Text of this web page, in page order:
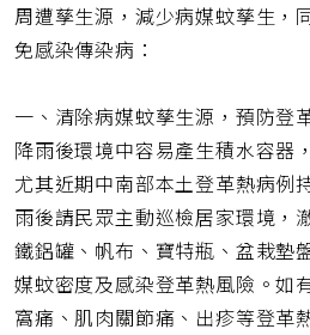
周遭孳生源，減少病媒蚊孳生，
免感染傳染病：
一、清除病媒蚊孳生源，預防登
降雨後環境中容易產生積水容器
尤其近期中南部本土登革熱病例
雨後請民眾主動巡檢居家環境，
鐵鋁罐、帆布、寶特瓶、盆栽墊
媒蚊密度及感染登革熱風險。如
窩痛、肌肉關節痛、出疹等登革